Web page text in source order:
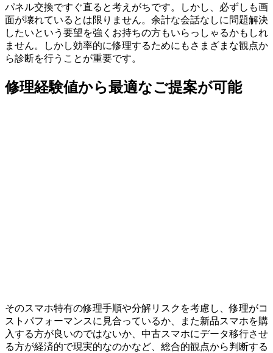
パネル交換ですぐ直ると考えがちです。しかし、必ずしも画
面が壊れているとは限りません。余計な会話なしに問題解決
したいという要望を強くお持ちの方もいらっしゃるかもしれ
ません。しかし効率的に修理するためにもさまざまな観点か
ら診断を行うことが重要です。
修理経験値から最適なご提案が可能
そのスマホ特有の修理手順や分解リスクを考慮し、修理がコ
ストパフォーマンスに見合っているか、また新品スマホを購
入する方が良いのではないか、中古スマホにデータ移行させ
る方が経済的で現実的なのかなど、総合的観点から判断する